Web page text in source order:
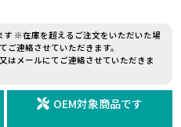
す ※在庫を超えるご注文をいただいた場
連絡させていただきます。
はメールにてご連絡させていただきま
OEM対象商品です